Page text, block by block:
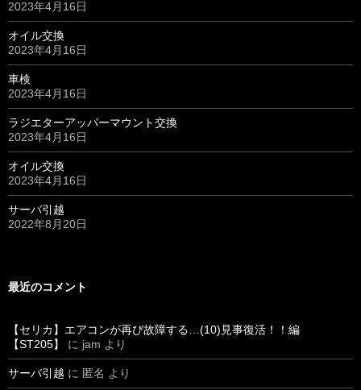
2023年4月16日
オイル交換
2023年4月16日
車検
2023年4月16日
ラジエターアッパーマウント交換
2023年4月16日
オイル交換
2023年4月16日
サーバ引越
2022年8月20日
最近のコメント
【セリカ】エアコンが再び故障する…(10)見事復活！！編
【ST205】
に jam より
サーバ引越 に 匿名 より